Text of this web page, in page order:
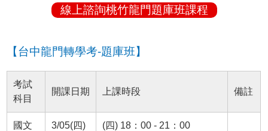
線上諮詢桃竹龍門題庫班課程
【台中龍門轉學考-題庫班】
考試
科目
開課日期 上課時段 備註
國文 3/05(四) (四) 18：00 - 21：00